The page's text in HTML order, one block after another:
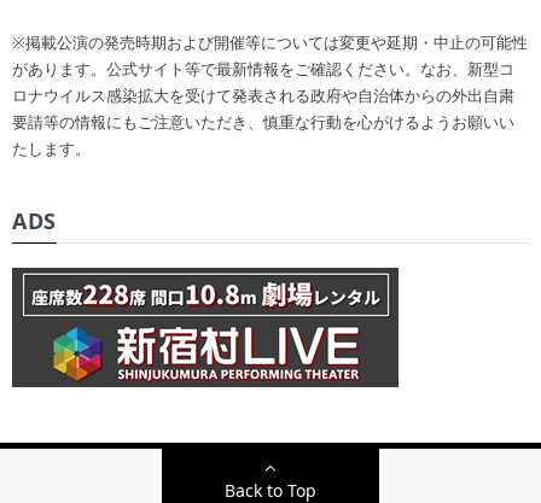
※掲載公演の発売時期および開催等については変更や延期・中止の可能性
があります。公式サイト等で最新情報をご確認ください。なお、新型コ
ロナウイルス感染拡大を受けて発表される政府や自治体からの外出自粛
要請等の情報にもご注意いただき、慎重な行動を心がけるようお願いい
たします。
ADS
Back to Top